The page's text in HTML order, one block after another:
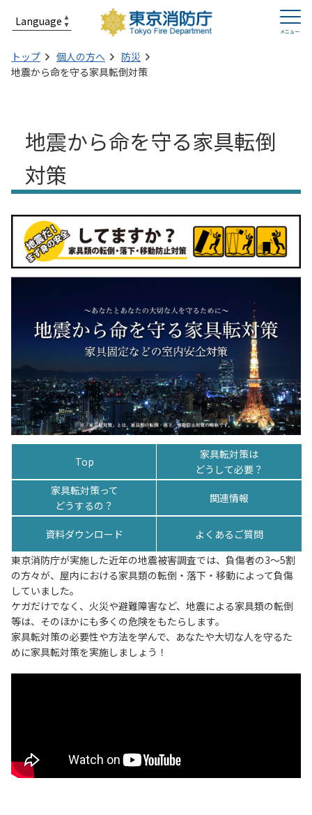
トップ 個人の方へ
防災
地震から命を守る家具転倒対策
地震から命を守る家具転倒
対策
Top
家具転対策は
どうして必要？
家具転対策って
どうするの？
関連情報
資料ダウンロード
よくあるご質問
東京消防庁が実施した近年の地震被害調査では、負傷者の3～5割
の方々が、屋内における家具類の転倒・落下・移動によって負傷
していました。
ケガだけでなく、火災や避難障害など、地震による家具類の転倒
等は、そのほかにも多くの危険をもたらします。
家具転対策の必要性や方法を学んで、あなたや大切な人を守るた
めに家具転対策を実施しましょう！